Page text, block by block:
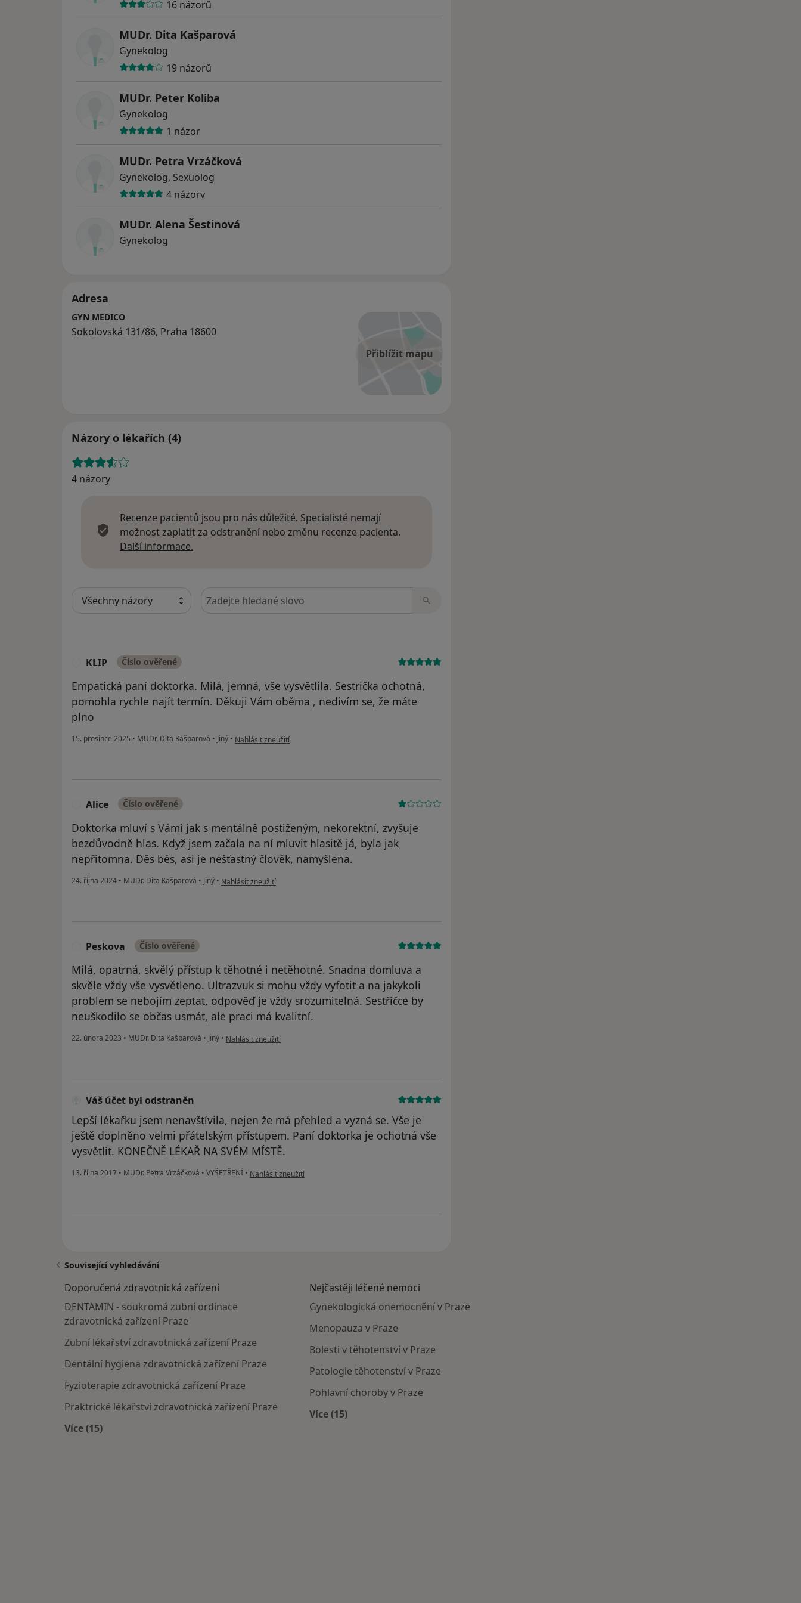
16 názorů
MUDr. Dita Kašparová
Gynekolog
19 názorů
MUDr. Peter Koliba
Gynekolog
1 názor
MUDr. Petra Vrzáčková
Gynekolog, Sexuolog
4 názory
MUDr. Alena Šestinová
Gynekolog
Adresa
Přiblížit mapu
GYN MEDICO
Sokolovská 131/86, Praha 18600
Názory o lékařích (4)
4 názory
Recenze pacientů jsou pro nás důležité. Specialisté nemají
možnost zaplatit za odstranění nebo změnu recenze pacienta.
Další informace.
Hledejte v názorech
KLIP Číslo ověřené
Empatická paní doktorka. Milá, jemná, vše vysvětlila. Sestrička ochotná,
pomohla rychle najít termín. Děkuji Vám oběma , nedivím se, že máte
plno
15. prosince 2025 • MUDr. Dita Kašparová • Jiný • podle názoru uživatele KLIP
Nahlásit zneužití
Alice Číslo ověřené
Doktorka mluví s Vámi jak s mentálně postiženým, nekorektní, zvyšuje
bezdůvodně hlas. Když jsem začala na ní mluvit hlasitě já, byla jak
nepřitomna. Děs běs, asi je nešťastný člověk, namyšlena.
24. října 2024 • MUDr. Dita Kašparová • Jiný • podle názoru uživatele Alice
Nahlásit zneužití
Peskova Číslo ověřené
Milá, opatrná, skvělý přístup k těhotné i netěhotné. Snadna domluva a
skvěle vždy vše vysvětleno. Ultrazvuk si mohu vždy vyfotit a na jakykoli
problem se nebojím zeptat, odpověď je vždy srozumitelná. Sestřičce by
neuškodilo se občas usmát, ale praci má kvalitní.
22. února 2023 • MUDr. Dita Kašparová • Jiný • podle názoru uživatele Peskova
Nahlásit zneužití
Váš účet byl odstraněn
Lepší lékařku jsem nenavštívila, nejen že má přehled a vyzná se. Vše je
ještě doplněno velmi přátelským přístupem. Paní doktorka je ochotná vše
vysvětlit. KONEČNĚ LÉKAŘ NA SVÉM MÍSTĚ.
13. října 2017 • MUDr. Petra Vrzáčková • VYŠETŘENÍ • podle názoru uživatele Váš účet byl odstraněn
Nahlásit zneužití
Související vyhledávání
Doporučená zdravotnická zařízení
DENTAMIN - soukromá zubní ordinace
zdravotnická zařízení Praze
Zubní lékařství zdravotnická zařízení Praze
Dentální hygiena zdravotnická zařízení Praze
Fyzioterapie zdravotnická zařízení Praze
Praktrické lékařství zdravotnická zařízení Praze
Více (15)
Nejčastěji léčené nemoci
Gynekologická onemocnění v Praze
Menopauza v Praze
Bolesti v těhotenství v Praze
Patologie těhotenství v Praze
Pohlavní choroby v Praze
Více (15)